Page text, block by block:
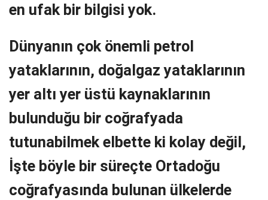
en ufak bir bilgisi yok.
Dünyanın çok önemli petrol
yataklarının, doğalgaz yataklarının
yer altı yer üstü kaynaklarının
bulunduğu bir coğrafyada
tutunabilmek elbette ki kolay değil,
İşte böyle bir süreçte Ortadoğu
coğrafyasında bulunan ülkelerde